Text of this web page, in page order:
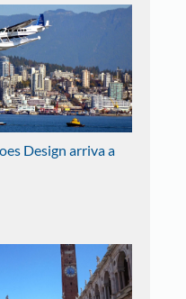
Design arriva a